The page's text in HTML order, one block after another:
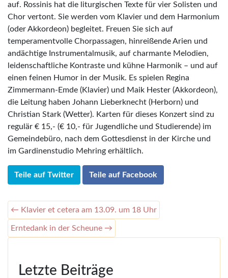
auf. Rossinis hat die liturgischen Texte für vier Solisten und
Chor vertont. Sie werden vom Klavier und dem Harmonium
(oder Akkordeon) begleitet. Freuen Sie sich auf
temperamentvolle Chorpassagen, hinreißende Arien und
andächtige Instrumentalmusik, auf charmante Melodien,
leidenschaftliche Kontraste und kühne Harmonik – und auf
einen feinen Humor in der Musik. Es spielen Regina
Zimmermann-Emde (Klavier) und Maik Hester (Akkordeon),
die Leitung haben Johann Lieberknecht (Herborn) und
Christian Stark (Wetter). Karten für dieses Konzert sind zu
regulär € 15,- (€ 10,- für Jugendliche und Studierende) im
Gemeindebüro, nach dem Gottesdienst in der Kirche und
im Gardinenstudio Mehring erhältlich.
Teile auf Twitter Teile auf Facebook
← Klavier et cetera am 13.09. um 18 Uhr
Erntedank in der Scheune →
Letzte Beiträge